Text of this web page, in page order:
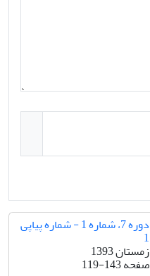
دوره 7، شماره 1 - شماره پیاپی
1
زمستان 1393
صفحه119-143